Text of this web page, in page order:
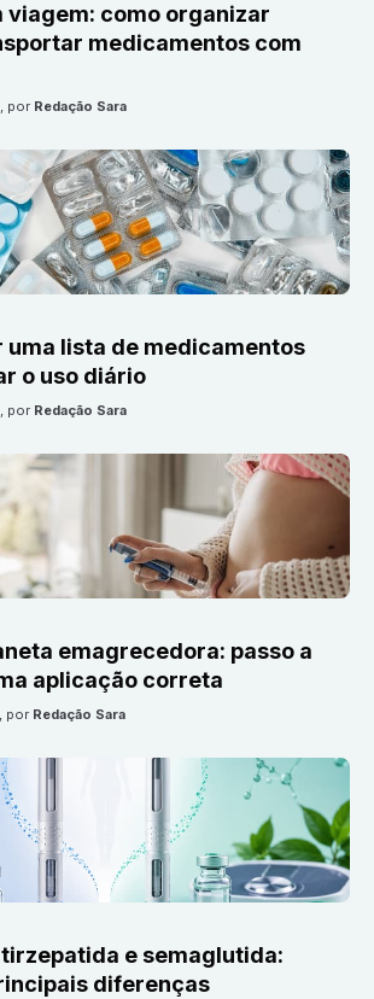
viagem: como organizar
medicamentos com
, por Redação Sara
uma lista de medicamentos
o uso diário
, por Redação Sara
emagrecedora: passo a
aplicação correta
, por Redação Sara
e semaglutida:
diferenças